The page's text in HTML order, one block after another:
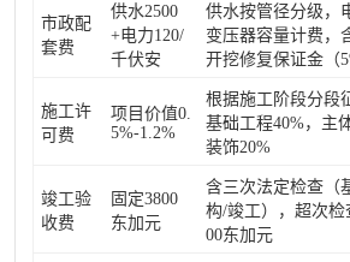
市政配
套费
供水2500
+电力120/
千伏安
供水按管径分级，
变压器容量计费，
开挖修复保证金（
施工许
可费
项目价值0.
5%-1.2%
根据施工阶段分段
基础工程40%，主
装饰20%
竣工验
收费
固定3800
东加元
含三次法定检查（
构/竣工），超次检
00东加元